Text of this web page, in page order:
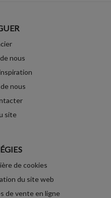
nous
nous
site
de cookies
du site web
de vente en ligne